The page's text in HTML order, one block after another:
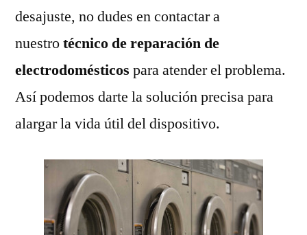
desajuste, no dudes en contactar a
nuestrotécnico de reparación de
electrodomésticos para atender el problema.
Así podemos darte la solución precisa para
alargar la vida útil del dispositivo.